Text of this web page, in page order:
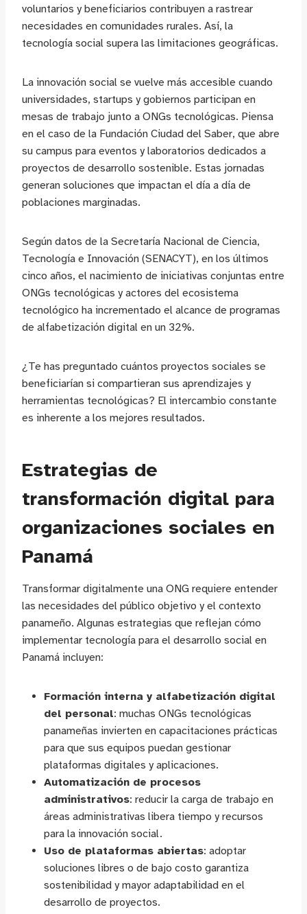
voluntarios y beneficiarios contribuyen a rastrear
necesidades en comunidades rurales. Así, la
tecnología social supera las limitaciones geográficas.
La innovación social se vuelve más accesible cuando
universidades, startups y gobiernos participan en
mesas de trabajo junto a ONGs tecnológicas. Piensa
en el caso de la Fundación Ciudad del Saber, que abre
su campus para eventos y laboratorios dedicados a
proyectos de desarrollo sostenible. Estas jornadas
generan soluciones que impactan el día a día de
poblaciones marginadas.
Según datos de la Secretaría Nacional de Ciencia,
Tecnología e Innovación (SENACYT), en los últimos
cinco años, el nacimiento de iniciativas conjuntas entre
ONGs tecnológicas y actores del ecosistema
tecnológico ha incrementado el alcance de programas
de alfabetización digital en un 32%.
¿Te has preguntado cuántos proyectos sociales se
beneficiarían si compartieran sus aprendizajes y
herramientas tecnológicas? El intercambio constante
es inherente a los mejores resultados.
Estrategias de
transformación digital para
organizaciones sociales en
Panamá
Transformar digitalmente una ONG requiere entender
las necesidades del público objetivo y el contexto
panameño. Algunas estrategias que reflejan cómo
implementar tecnología para el desarrollo social en
Panamá incluyen:
Formación interna y alfabetización digital
del personal: muchas ONGs tecnológicas
panameñas invierten en capacitaciones prácticas
para que sus equipos puedan gestionar
plataformas digitales y aplicaciones.
Automatización de procesos
administrativos: reducir la carga de trabajo en
áreas administrativas libera tiempo y recursos
para la innovación social.
Uso de plataformas abiertas: adoptar
soluciones libres o de bajo costo garantiza
sostenibilidad y mayor adaptabilidad en el
desarrollo de proyectos.